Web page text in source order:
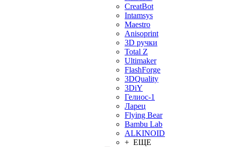
CreatBot
Intamsys
Maestro
Anisoprint
3D ручки
Total Z
Ultimaker
FlashForge
3DQuality
3DiY
Гелиос-1
Ларец
Flying Bear
Bambu Lab
ALKINOID
+ ЕЩЕ